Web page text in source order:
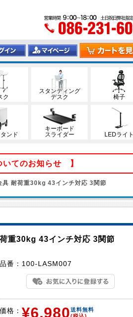
ク
スタンディング
デスク
椅子
ンド
キーボード
スライダー
LEDライト
いてのお知らせ 】
具 耐荷重30kg 43インチ対応 3関節
重30kg 43インチ対応 3関節
品番： 100-LASM007
価格： ¥6,980送料無料